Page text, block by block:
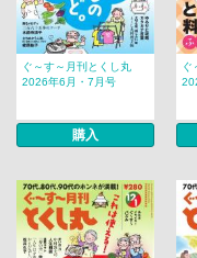
ぐ～す～月刊とくし丸
2026年6月・7月号
購入
ぐ